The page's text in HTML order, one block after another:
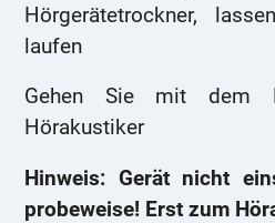
Hörgerätetrockner,
laufen
Gehen Sie mit dem
Hörakustiker
Hinweis: Gerät nicht
probeweise! Erst zum